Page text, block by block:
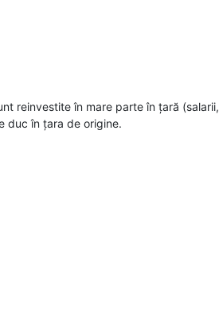
reinvestite în mare parte în țară (salarii,
duc în țara de origine.